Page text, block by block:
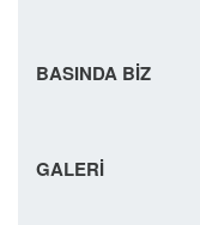
BASINDA BİZ
GALERİ